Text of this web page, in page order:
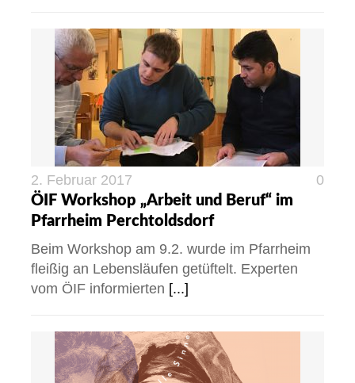
2. Februar 2017
0
ÖIF Workshop „Arbeit und Beruf“ im
Pfarrheim Perchtoldsdorf
Beim Workshop am 9.2. wurde im Pfarrheim
fleißig an Lebensläufen getüftelt. Experten
vom ÖIF informierten [...]